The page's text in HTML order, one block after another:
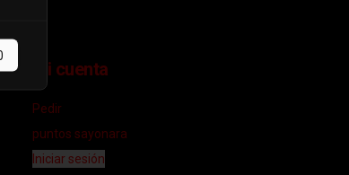
Mi cuenta
Pedir
puntos sayonara
Iniciar sesión